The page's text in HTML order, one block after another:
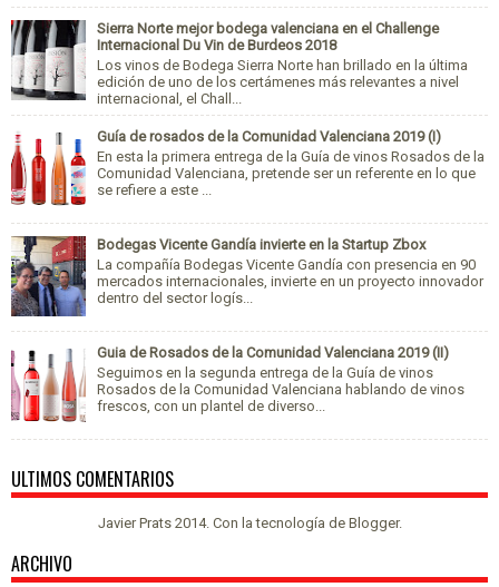
Sierra Norte mejor bodega valenciana en el Challenge
Internacional Du Vin de Burdeos 2018
Los vinos de Bodega Sierra Norte han brillado en la última
edición de uno de los certámenes más relevantes a nivel
internacional, el Chall...
Guía de rosados de la Comunidad Valenciana 2019 (I)
En esta la primera entrega de la Guía de vinos Rosados de la
Comunidad Valenciana, pretende ser un referente en lo que
se refiere a este ...
Bodegas Vicente Gandía invierte en la Startup Zbox
La compañía Bodegas Vicente Gandía con presencia en 90
mercados internacionales, invierte en un proyecto innovador
dentro del sector logís...
Guia de Rosados de la Comunidad Valenciana 2019 (II)
Seguimos en la segunda entrega de la Guía de vinos
Rosados de la Comunidad Valenciana hablando de vinos
frescos, con un plantel de diverso...
ULTIMOS COMENTARIOS
Javier Prats 2014. Con la tecnología de Blogger.
ARCHIVO